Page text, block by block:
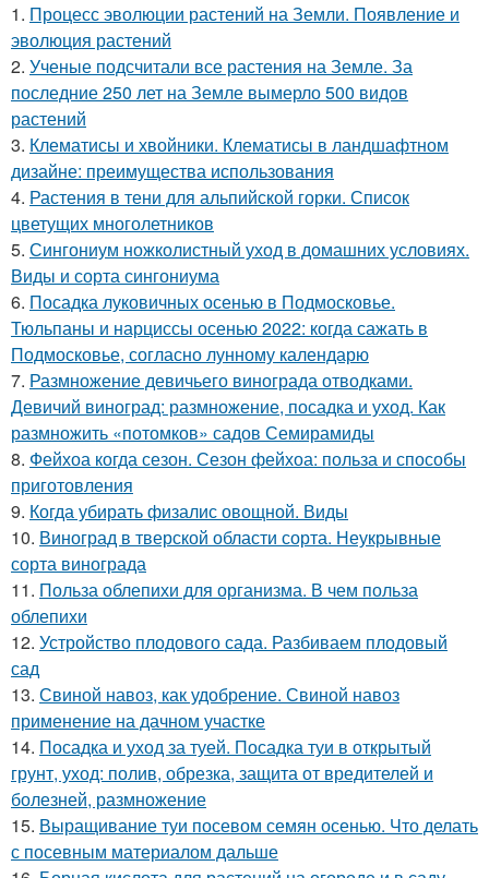
1. Процесс эволюции растений на Земли. Появление и
эволюция растений
2. Ученые подсчитали все растения на Земле. За
последние 250 лет на Земле вымерло 500 видов
растений
3. Клематисы и хвойники. Клематисы в ландшафтном
дизайне: преимущества использования
4. Растения в тени для альпийской горки. Список
цветущих многолетников
5. Сингониум ножколистный уход в домашних условиях.
Виды и сорта сингониума
6. Посадка луковичных осенью в Подмосковье.
Тюльпаны и нарциссы осенью 2022: когда сажать в
Подмосковье, согласно лунному календарю
7. Размножение девичьего винограда отводками.
Девичий виноград: размножение, посадка и уход. Как
размножить «потомков» садов Семирамиды
8. Фейхоа когда сезон. Сезон фейхоа: польза и способы
приготовления
9. Когда убирать физалис овощной. Виды
10. Виноград в тверской области сорта. Неукрывные
сорта винограда
11. Польза облепихи для организма. В чем польза
облепихи
12. Устройство плодового сада. Разбиваем плодовый
сад
13. Свиной навоз, как удобрение. Свиной навоз
применение на дачном участке
14. Посадка и уход за туей. Посадка туи в открытый
грунт, уход: полив, обрезка, защита от вредителей и
болезней, размножение
15. Выращивание туи посевом семян осенью. Что делать
с посевным материалом дальше